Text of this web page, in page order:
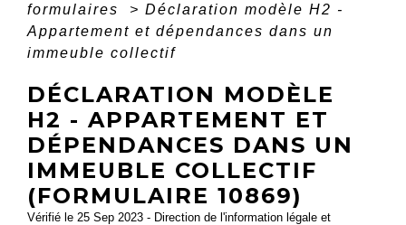
formulaires
> Déclaration modèle H2 -
Appartement et dépendances dans un
immeuble collectif
DÉCLARATION MODÈLE
H2 - APPARTEMENT ET
DÉPENDANCES DANS UN
IMMEUBLE COLLECTIF
(FORMULAIRE 10869)
Vérifié le 25 Sep 2023 - Direction de l'information légale et